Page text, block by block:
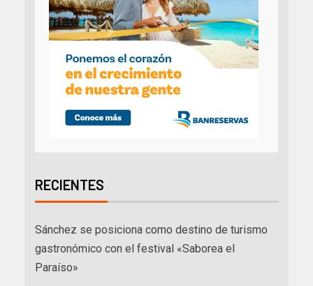
RECIENTES
Sánchez se posiciona como destino de turismo
gastronómico con el festival «Saborea el
Paraíso»